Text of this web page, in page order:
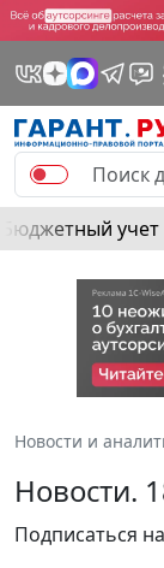
Бюджетный учет
Новости и
Новости.
Подписаться на